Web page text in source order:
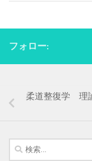
フォロー:
柔道整復学 理
検